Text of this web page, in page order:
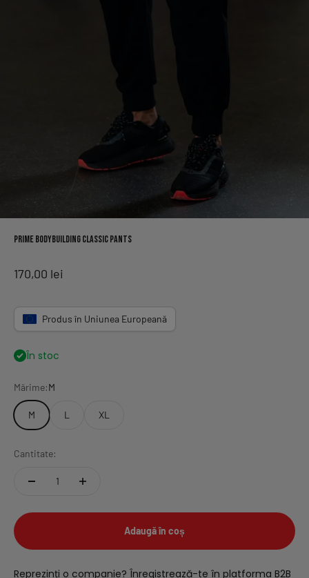
Prime Bodybuilding Classic Pants
Preț redus
170,00 lei
Produs în Uniunea Europeană
În stoc
Mărime:M
M L XL
Cantitate:
Adaugă în coș
Reprezinți o companie? Înregistrează-te în platforma B2B